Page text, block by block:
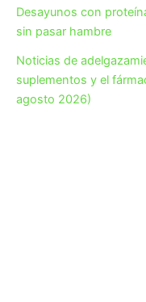
Desayunos con
sin pasar hambre
Noticias de
suplementos y el
agosto 2026)